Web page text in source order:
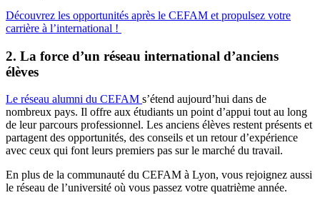
Découvrez les opportunités après le CEFAM et propulsez votre
carrière à l’international !
2. La force d’un réseau international d’anciens
élèves
Le réseau alumni du CEFAM s’étend aujourd’hui dans de
nombreux pays. Il offre aux étudiants un point d’appui tout au long
de leur parcours professionnel. Les anciens élèves restent présents et
partagent des opportunités, des conseils et un retour d’expérience
avec ceux qui font leurs premiers pas sur le marché du travail.
En plus de la communauté du CEFAM à Lyon, vous rejoignez aussi
le réseau de l’université où vous passez votre quatrième année.